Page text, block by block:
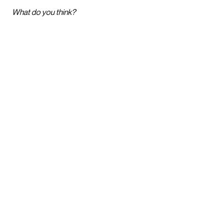
What do you think?